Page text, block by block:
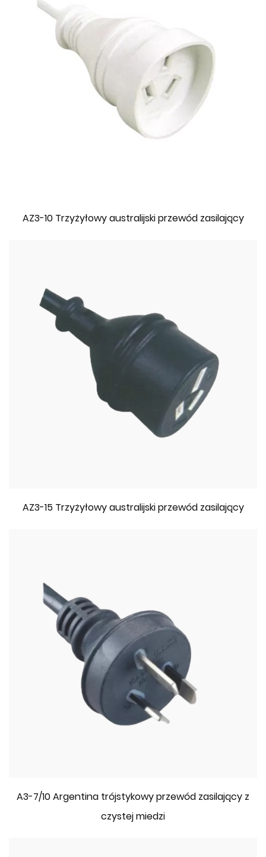
AZ3-10 Trzyżyłowy australijski przewód zasilający
AZ3-15 Trzyżyłowy australijski przewód zasilający
A3-7/10 Argentina trójstykowy przewód zasilający z
czystej miedzi